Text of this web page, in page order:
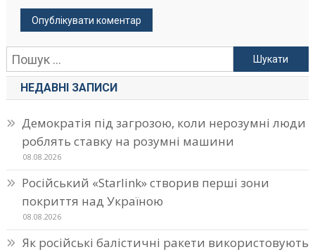
Пошук:
НЕДАВНІ ЗАПИСИ
Демократія під загрозою, коли нерозумні люди
роблять ставку на розумні машини
08.08.2026
Російський «Starlink» створив перші зони
покриття над Україною
08.08.2026
Як російські балістичні ракети використовують